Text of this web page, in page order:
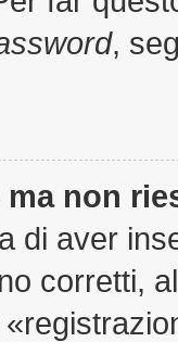
,
non
di aver
corretti,